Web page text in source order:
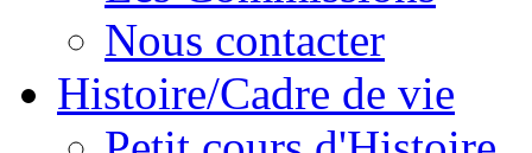
Nous contacter
Histoire/Cadre de vie